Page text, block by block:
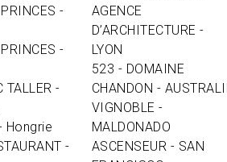
-
-
TALLER -
Hongrie
-
AGENCE
D’ARCHITECTURE -
LYON
523 - DOMAINE
CHANDON -
VIGNOBLE -
MALDONADO
ASCENSEUR - SAN